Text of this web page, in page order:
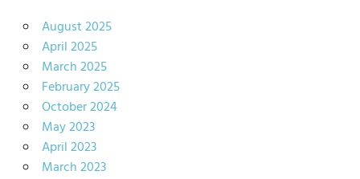
August 2025
April 2025
March 2025
February 2025
October 2024
May 2023
April 2023
March 2023